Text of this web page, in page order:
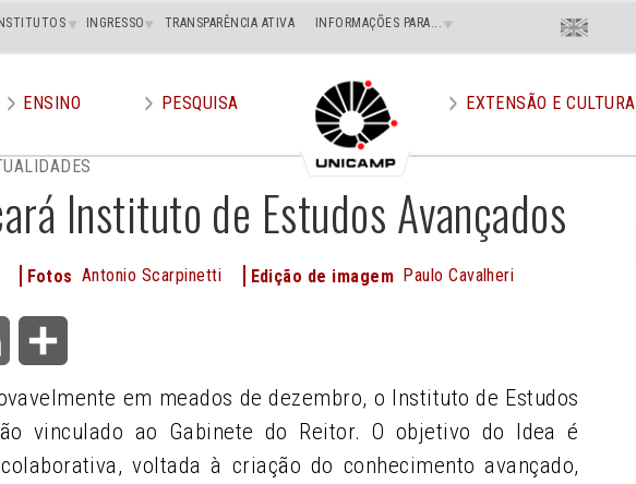
INGRESSO TRANSPARÊNCIA ATIVA INFORMAÇÕES PARA... Menu
Superior
Direito
En
ENSINO PESQUISA EXTENSÃO E CULTURA
Instituto de Estudos Avançados
Fotos Antonio Scarpinetti Edição de imagem Paulo Cavalheri
LinkedIn
em meados de dezembro, o Instituto de Estudos
vinculado ao Gabinete do Reitor. O objetivo do Idea é
voltada à criação do conhecimento avançado,